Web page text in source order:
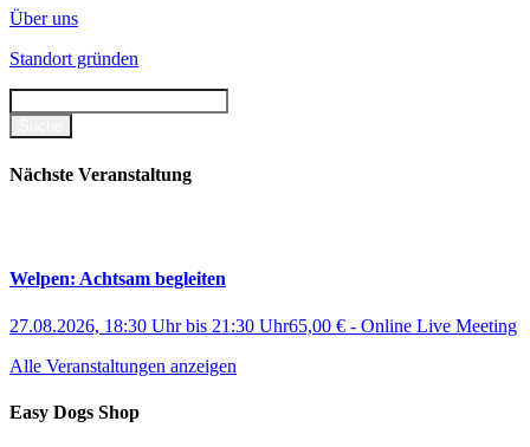
Über uns
Standort gründen
Nächste Veranstaltung
Welpen: Achtsam begleiten
27.08.2026, 18:30 Uhrbis 21:30 Uhr65,00 € - Online Live Meeting
Alle Veranstaltungen anzeigen
Easy Dogs Shop